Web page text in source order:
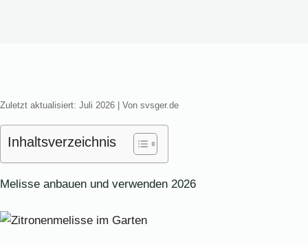
Zuletzt aktualisiert: Juli 2026 | Von svsger.de
Inhaltsverzeichnis
Melisse anbauen und verwenden 2026